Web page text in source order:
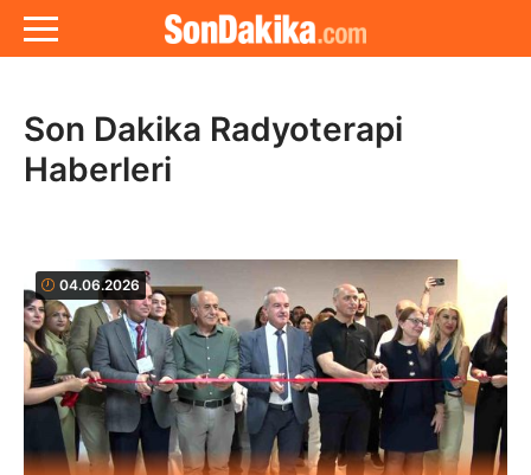
Son Dakika Radyoterapi
Haberleri
04.06.2026